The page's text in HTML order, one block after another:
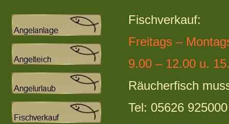
Fischverkauf:
Freitags –
9.00 – 12.00 u.
Räucherfisch
Tel: 05626 925000